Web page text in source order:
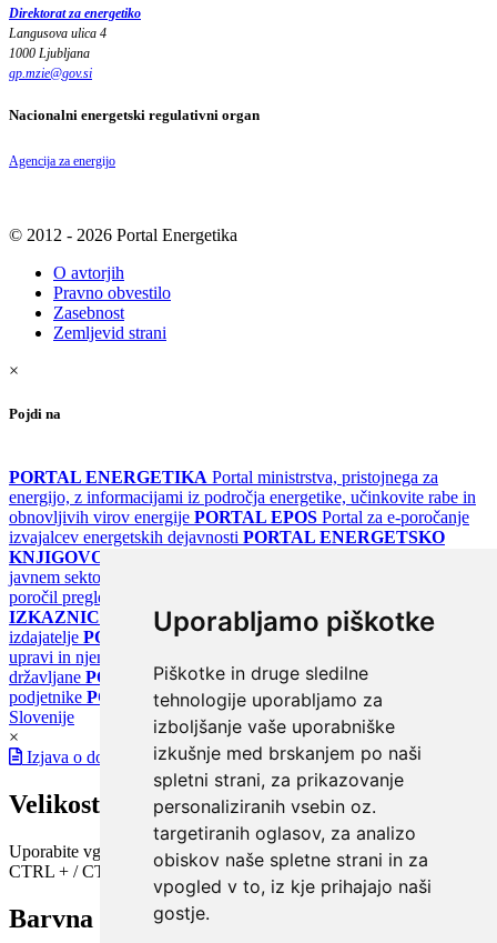
Uporabljamo piškotke
Piškotke in druge sledilne
tehnologije uporabljamo za
izboljšanje vaše uporabniške
izkušnje med brskanjem po naši
spletni strani, za prikazovanje
personaliziranih vsebin oz.
targetiranih oglasov, za analizo
obiskov naše spletne strani in za
vpogled v to, iz kje prihajajo naši
gostje.
Direktorat za energetiko
Langusova ulica 4
1000 Ljubljana
gp.mzie@gov.si
Nacionalni energetski regulativni organ
Agencija za energijo
© 2012 - 2026 Portal Energetika
O avtorjih
Pravno obvestilo
Zasebnost
Zemljevid strani
×
Pojdi na
PORTAL ENERGETIKA Portal ministrstva, pristojnega za
energijo, z informacijami iz področja energetike, učinkovite rabe in
obnovljivih virov energije PORTAL EPOS Portal za e-poročanje
izvajalcev energetskih dejavnosti PORTAL ENERGETSKO
KNJIGOVODSTVO
javnem sektorju
poročil pregledov klimatskih sistemov
IZKAZNICE
Register energetskih izkaznic - za izdelovalce in
izdajatelje PORTAL GOV.SI Osrednje spletno mesto o državni
upravi in njenih storitvah
državljane PORTAL SPOT Državni portal za podjetja in
podjetnike PORTAL OPSI Državni portal odprtih podatkov
Slovenije
×
Izjava o dostopnosti
Velikost pisave
Uporabite vgrajeno funkcijo brskalnika
CTRL + / CTRL -
Barvna shema